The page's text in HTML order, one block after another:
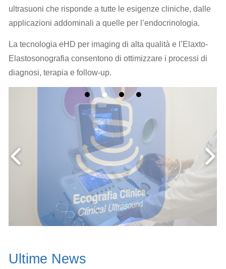
ultrasuoni che risponde a tutte le esigenze cliniche, dalle
applicazioni addominali a quelle per l’endocrinologia.
La tecnologia eHD per imaging di alta qualità e l’Elaxto-
Elastosonografia consentono di ottimizzare i processi di
diagnosi, terapia e follow-up.
Ultime News